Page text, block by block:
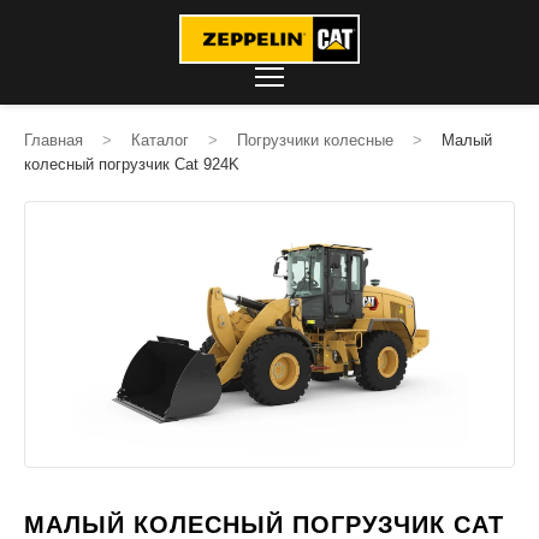
Главная > Каталог > Погрузчики колесные >
Малый
колесный погрузчик Cat 924K
МАЛЫЙ КОЛЕСНЫЙ ПОГРУЗЧИК CAT